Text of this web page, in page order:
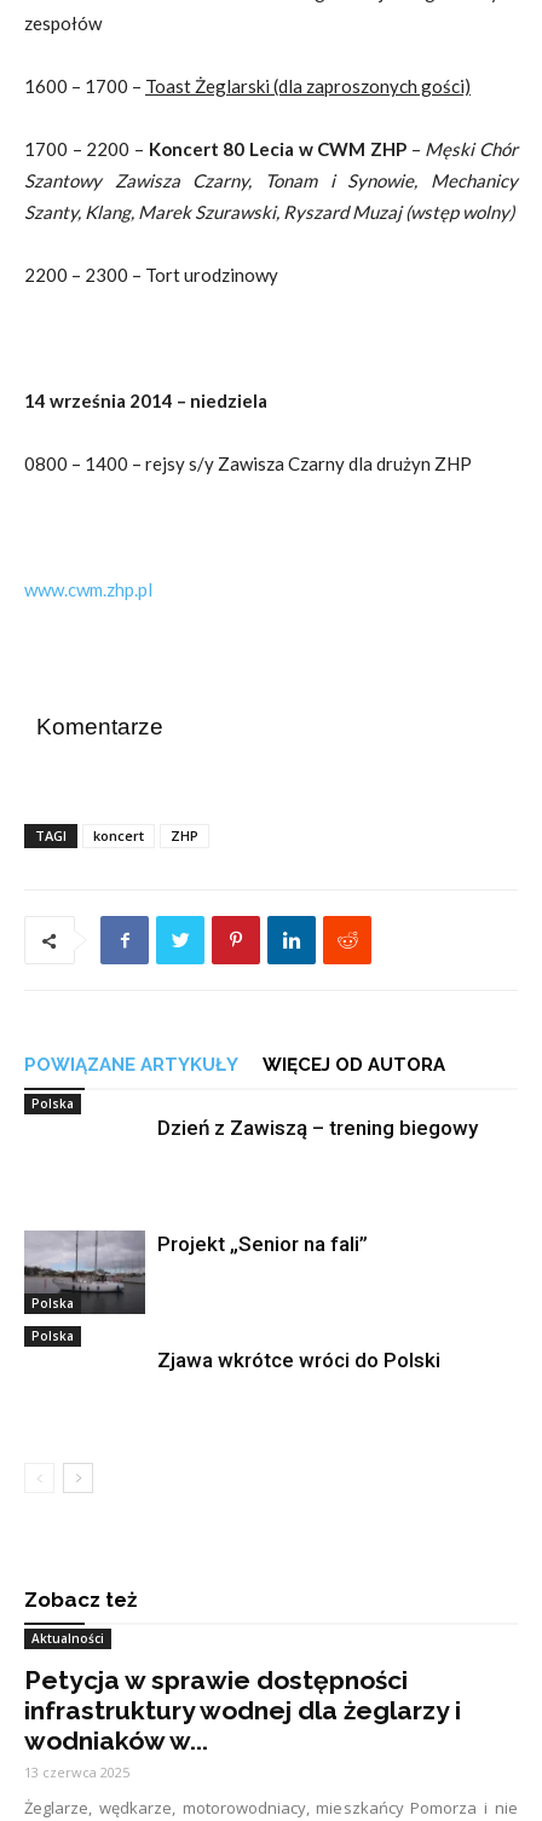
zespołów
1600 – 1700 – Toast Żeglarski (dla zaproszonych gości)
1700 – 2200 – Koncert 80 Lecia w CWM ZHP – Męski Chór
Szantowy Zawisza Czarny, Tonam i Synowie, Mechanicy
Szanty, Klang, Marek Szurawski, Ryszard Muzaj (wstęp wolny)
2200 – 2300 – Tort urodzinowy
14 września 2014 – niedziela
0800 – 1400 – rejsy s/y Zawisza Czarny dla drużyn ZHP
www.cwm.zhp.pl
Komentarze
TAGI koncert ZHP
POWIĄZANE ARTYKUŁY WIĘCEJ OD AUTORA
Polska
Dzień z Zawiszą – trening biegowy
Polska
Projekt „Senior na fali”
Polska
Zjawa wkrótce wróci do Polski
Zobacz też
Aktualności
Petycja w sprawie dostępności
infrastruktury wodnej dla żeglarzy i
wodniaków w...
13 czerwca 2025
Żeglarze, wędkarze, motorowodniacy, mieszkańcy Pomorza i nie